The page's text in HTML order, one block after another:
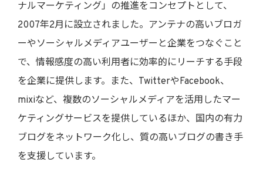
ナルマーケティング」の推進をコンセプトとして、
2007年2月に設立されました。アンテナの高いブロガ
ーやソーシャルメディアユーザーと企業をつなぐこと
で、情報感度の高い利用者に効率的にリーチする手段
を企業に提供します。また、TwitterやFacebook、
mixiなど、複数のソーシャルメディアを活用したマー
ケティングサービスを提供しているほか、国内の有力
ブログをネットワーク化し、質の高いブログの書き手
を支援しています。